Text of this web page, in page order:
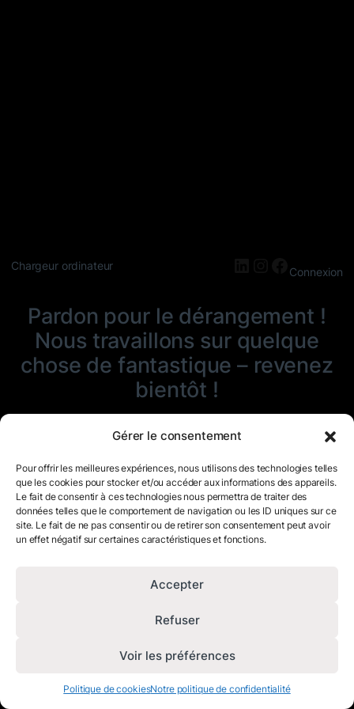
Gérer le consentement
Pour offrir les meilleures expériences, nous utilisons des technologies telles
que les cookies pour stocker et/ou accéder aux informations des appareils.
Le fait de consentir à ces technologies nous permettra de traiter des
données telles que le comportement de navigation ou les ID uniques sur ce
site. Le fait de ne pas consentir ou de retirer son consentement peut avoir
un effet négatif sur certaines caractéristiques et fonctions.
Accepter
Refuser
Voir les préférences
Politique de cookiesNotre politique de confidentialité
Chargeur ordinateur LinkedIn
Instagram
Connexion
Pardon pour le dérangement !
Nous travaillons sur quelque
chose de fantastique – revenez
bientôt !